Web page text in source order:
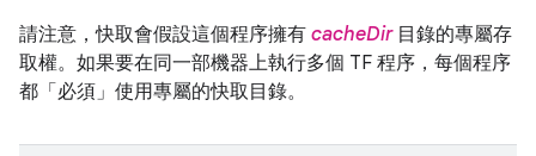
請注意，快取會假設這個程序擁有 cacheDir目錄的專屬存
取權。如果要在同一部機器上執行多個 TF 程序，每個程序
都「必須」使用專屬的快取目錄。